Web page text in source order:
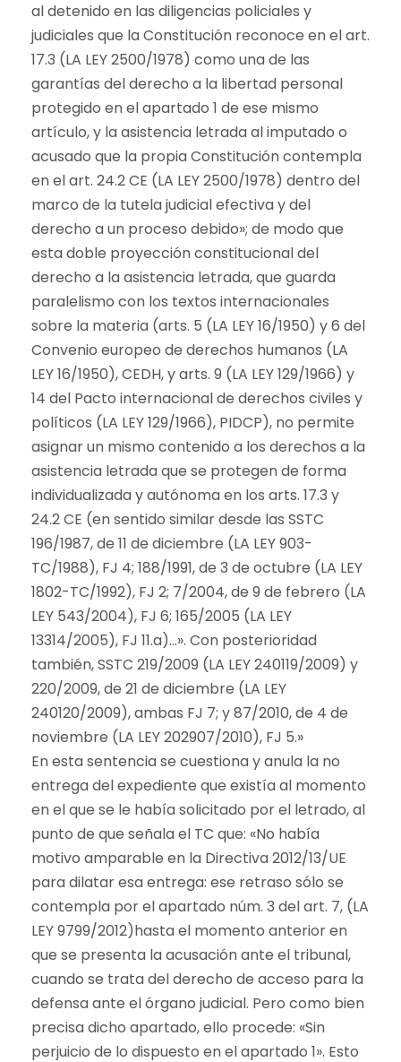
al detenido en las diligencias policiales y
judiciales que la Constitución reconoce en el art.
17.3 (LA LEY 2500/1978) como una de las
garantías del derecho a la libertad personal
protegido en el apartado 1 de ese mismo
artículo, y la asistencia letrada al imputado o
acusado que la propia Constitución contempla
en el art. 24.2 CE (LA LEY 2500/1978) dentro del
marco de la tutela judicial efectiva y del
derecho a un proceso debido»; de modo que
esta doble proyección constitucional del
derecho a la asistencia letrada, que guarda
paralelismo con los textos internacionales
sobre la materia (arts. 5 (LA LEY 16/1950) y 6 del
Convenio europeo de derechos humanos (LA
LEY 16/1950), CEDH, y arts. 9 (LA LEY 129/1966) y
14 del Pacto internacional de derechos civiles y
políticos (LA LEY 129/1966), PIDCP), no permite
asignar un mismo contenido a los derechos a la
asistencia letrada que se protegen de forma
individualizada y autónoma en los arts. 17.3 y
24.2 CE (en sentido similar desde las SSTC
196/1987, de 11 de diciembre (LA LEY 903-
TC/1988), FJ 4; 188/1991, de 3 de octubre (LA LEY
1802-TC/1992), FJ 2; 7/2004, de 9 de febrero (LA
LEY 543/2004), FJ 6; 165/2005 (LA LEY
13314/2005), FJ 11.a)…». Con posterioridad
también, SSTC 219/2009 (LA LEY 240119/2009) y
220/2009, de 21 de diciembre (LA LEY
240120/2009), ambas FJ 7; y 87/2010, de 4 de
noviembre (LA LEY 202907/2010), FJ 5.»
En esta sentencia se cuestiona y anula la no
entrega del expediente que existía al momento
en el que se le había solicitado por el letrado, al
punto de que señala el TC que: «No había
motivo amparable en la Directiva 2012/13/UE
para dilatar esa entrega: ese retraso sólo se
contempla por el apartado núm. 3 del art. 7, (LA
LEY 9799/2012)hasta el momento anterior en
que se presenta la acusación ante el tribunal,
cuando se trata del derecho de acceso para la
defensa ante el órgano judicial. Pero como bien
precisa dicho apartado, ello procede: «Sin
perjuicio de lo dispuesto en el apartado 1». Esto